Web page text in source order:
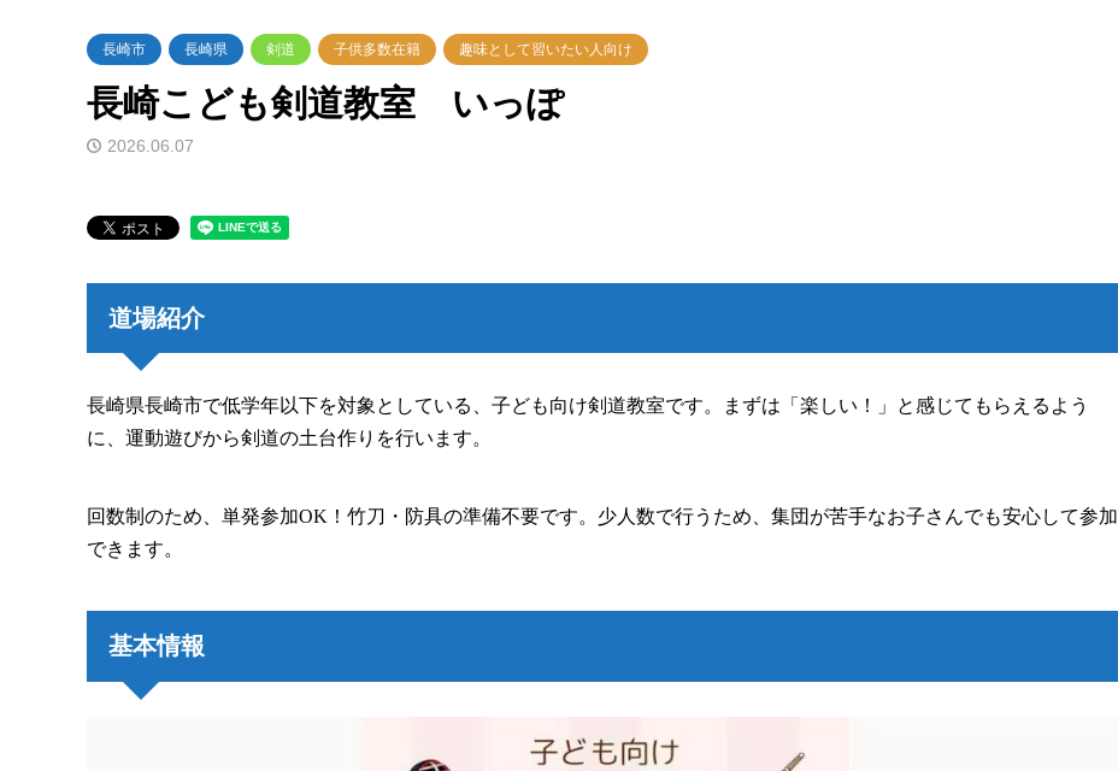
長崎市 長崎県 剣道 子供多数在籍 趣味として習いたい人向け
長崎こども剣道教室 いっぽ
2026.06.07
道場紹介
長崎県長崎市で低学年以下を対象としている、子ども向け剣道教室です。まずは「楽しい！」と感じてもらえるよう
に、運動遊びから剣道の土台作りを行います。
回数制のため、単発参加OK！竹刀・防具の準備不要です。少人数で行うため、集団が苦手なお子さんでも安心して参加
できます。
基本情報